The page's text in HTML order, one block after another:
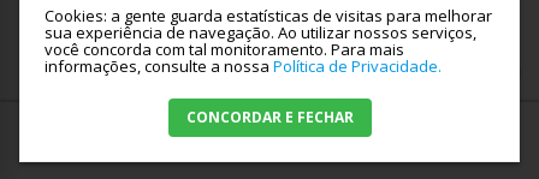
Cookies: a gente guarda estatísticas de visitas para melhorar
sua experiência de navegação. Ao utilizar nossos serviços,
você concorda com tal monitoramento. Para mais
informações, consulte a nossa Política de Privacidade.
CONCORDAR E FECHAR
João José Rodrigues 21, Jundiaí - SP - CEP: 13201-001
Crie sua loja virtual
com a melhor empresa de e-commerce do
Brasil.